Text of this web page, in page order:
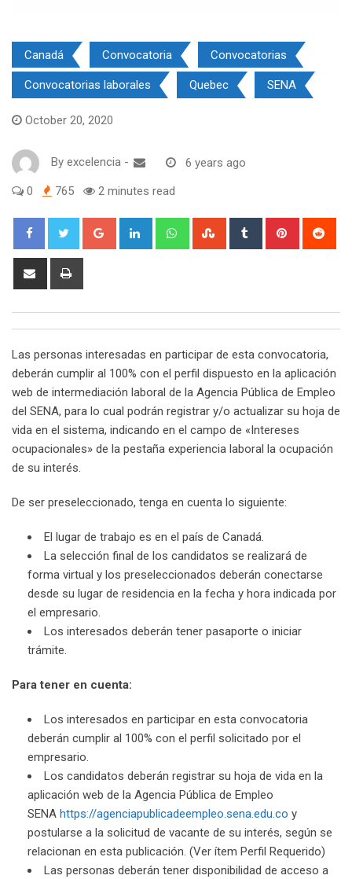
Canadá Convocatoria Convocatorias
Convocatorias laborales Quebec SENA
October 20, 2020
By excelencia - 6 years ago
0 765 2 minutes read
Google+ LinkedIn WhatsappStumbleUpon
Tumblr Pinterest
Share
Las personas interesadas en participar de esta convocatoria,
deberán cumplir al 100% con el perfil dispuesto en la aplicación
web de intermediación laboral de la Agencia Pública de Empleo
del SENA, para lo cual podrán registrar y/o actualizar su hoja de
vida en el sistema, indicando en el campo de «Intereses
ocupacionales» de la pestaña experiencia laboral la ocupación
de su interés.
De ser preseleccionado, tenga en cuenta lo siguiente:
El lugar de trabajo es en el país de Canadá.
La selección final de los candidatos se realizará de
forma virtual y los preseleccionados deberán conectarse
desde su lugar de residencia en la fecha y hora indicada por
el empresario.
Los interesados deberán tener pasaporte o iniciar
trámite.
Para tener en cuenta:
Los interesados en participar en esta convocatoria
deberán cumplir al 100% con el perfil solicitado por el
empresario.
Los candidatos deberán registrar su hoja de vida en la
aplicación web de la Agencia Pública de Empleo
SENA https://agenciapublicadeempleo.sena.edu.co y
postularse a la solicitud de vacante de su interés, según se
relacionan en esta publicación. (Ver ítem Perfil Requerido)
Las personas deberán tener disponibilidad de acceso a